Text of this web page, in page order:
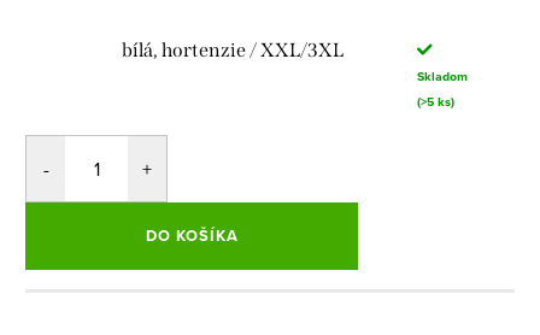
bílá, hortenzie / XXL/3XL
Skladom
(>5 ks)
DO KOŠÍKA